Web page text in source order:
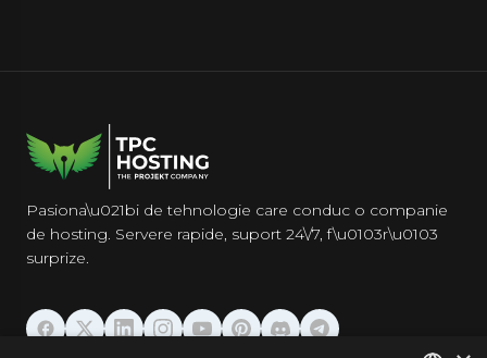
Pasiona\u021bi de tehnologie care conduc o companie
de hosting. Servere rapide, suport 24\/7, f\u0103r\u0103
surprize.